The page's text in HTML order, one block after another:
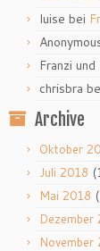
luise bei
Franzi und
chrisbra
Archive
Oktober
Juli 2018
Mai 2018
Dezember
November